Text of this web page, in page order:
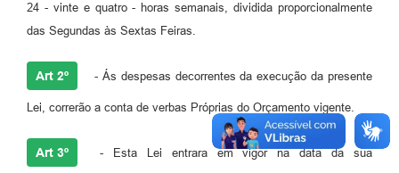
Jornal
Diário Oficial
Notícias
Contato
24 - vinte e quatro - horas semanais, dividida proporcionalmente
das Segundas às Sextas Feiras.
Art 2º - Ás despesas decorrentes da execução da presente
Lei, correrão a conta de verbas Próprias do Orçamento vigente.
Art 3º - Esta Lei entrara em vigor na data da sua